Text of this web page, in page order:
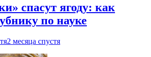
спасут ягоду: как
по науке
2 месяца спустя